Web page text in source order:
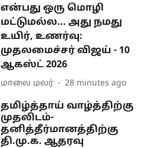
என்பது ஒரு மொழி
மட்டுமல்ல... அது நமது
உயிர், உணர்வு:
முதலமைச்சர் விஜய் - 10
ஆகஸ்ட் 2026
மாலை மலர் 28 minutes ago
தமிழ்த்தாய் வாழ்த்திற்கு
முதலிடம்-
தனித்தீர்மானத்திற்கு
தி.மு.க. ஆதரவு